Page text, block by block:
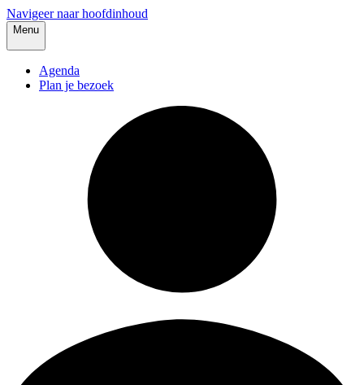
Navigeer naar hoofdinhoud
Menu
Agenda
Plan je bezoek